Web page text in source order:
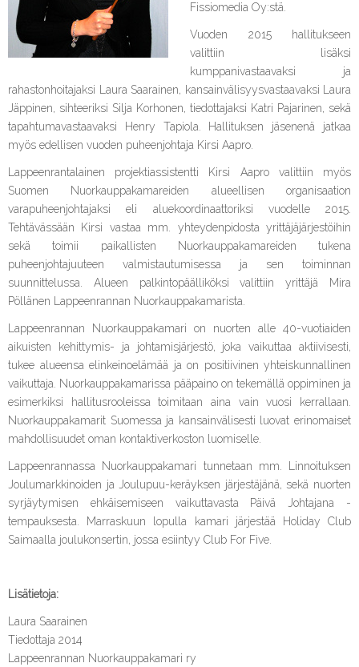
Fissiomedia Oy:stä.
Vuoden 2015 hallitukseen
valittiin lisäksi
kumppanivastaavaksi ja
rahastonhoitajaksi Laura Saarainen, kansainvälisyysvastaavaksi Laura
Jäppinen, sihteeriksi Silja Korhonen, tiedottajaksi Katri Pajarinen, sekä
tapahtumavastaavaksi Henry Tapiola. Hallituksen jäsenenä jatkaa
myös edellisen vuoden puheenjohtaja Kirsi Aapro.
Lappeenrantalainen projektiassistentti Kirsi Aapro valittiin myös
Suomen Nuorkauppakamareiden alueellisen organisaation
varapuheenjohtajaksi eli aluekoordinaattoriksi vuodelle 2015.
Tehtävässään Kirsi vastaa mm. yhteydenpidosta yrittäjäjärjestöihin
sekä toimii paikallisten Nuorkauppakamareiden tukena
puheenjohtajuuteen valmistautumisessa ja sen toiminnan
suunnittelussa. Alueen palkintopäälliköksi valittiin yrittäjä Mira
Pöllänen Lappeenrannan Nuorkauppakamarista.
Lappeenrannan Nuorkauppakamari on nuorten alle 40-vuotiaiden
aikuisten kehittymis- ja johtamisjärjestö, joka vaikuttaa aktiivisesti,
tukee alueensa elinkeinoelämää ja on positiivinen yhteiskunnallinen
vaikuttaja. Nuorkauppakamarissa pääpaino on tekemällä oppiminen ja
esimerkiksi hallitusrooleissa toimitaan aina vain vuosi kerrallaan.
Nuorkauppakamarit Suomessa ja kansainvälisesti luovat erinomaiset
mahdollisuudet oman kontaktiverkoston luomiselle.
Lappeenrannassa Nuorkauppakamari tunnetaan mm. Linnoituksen
Joulumarkkinoiden ja Joulupuu-keräyksen järjestäjänä, sekä nuorten
syrjäytymisen ehkäisemiseen vaikuttavasta Päivä Johtajana -
tempauksesta. Marraskuun lopulla kamari järjestää Holiday Club
Saimaalla joulukonsertin, jossa esiintyy Club For Five.
Lisätietoja:
Laura Saarainen
Tiedottaja 2014
Lappeenrannan Nuorkauppakamari ry